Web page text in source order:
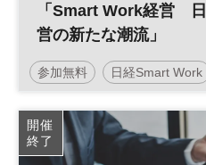
「Smart Work経営
営の新たな潮流」
参加無料 日経Smart Work
働き方改革
開催
終了